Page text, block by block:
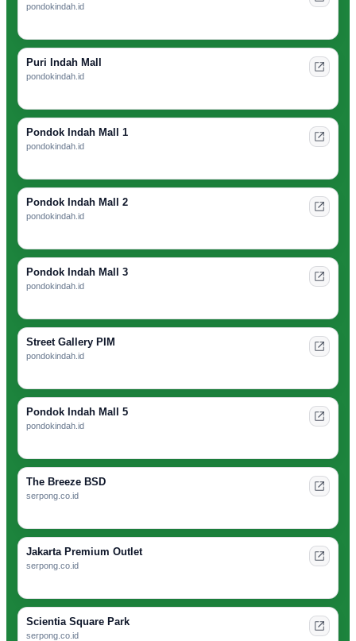
pondokindah.id
Puri Indah Mall
pondokindah.id
Pondok Indah Mall 1
pondokindah.id
Pondok Indah Mall 2
pondokindah.id
Pondok Indah Mall 3
pondokindah.id
Street Gallery PIM
pondokindah.id
Pondok Indah Mall 5
pondokindah.id
The Breeze BSD
serpong.co.id
Jakarta Premium Outlet
serpong.co.id
Scientia Square Park
serpong.co.id